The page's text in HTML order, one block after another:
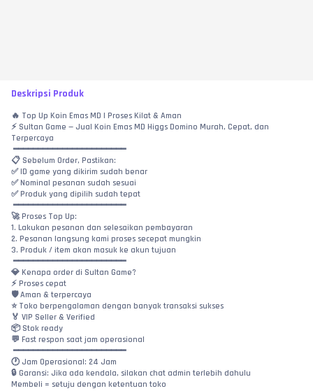
Deskripsi Produk
🔥 Top Up Koin Emas MD | Proses Kilat & Aman
⚡ Sultan Game — Jual Koin Emas MD Higgs Domino Murah, Cepat, dan
Terpercaya
━━━━━━━━━━━━━━━━━━━━━━━
📋 Sebelum Order, Pastikan:
✅ ID game yang dikirim sudah benar
✅ Nominal pesanan sudah sesuai
✅ Produk yang dipilih sudah tepat
━━━━━━━━━━━━━━━━━━━━━━━
🚀 Proses Top Up:
1. Lakukan pesanan dan selesaikan pembayaran
2. Pesanan langsung kami proses secepat mungkin
3. Produk / item akan masuk ke akun tujuan
━━━━━━━━━━━━━━━━━━━━━━━
💎 Kenapa order di Sultan Game?
⚡ Proses cepat
🛡️ Aman & terpercaya
⭐ Toko berpengalaman dengan banyak transaksi sukses
🏅 VIP Seller & Verified
📦 Stok ready
💬 Fast respon saat jam operasional
━━━━━━━━━━━━━━━━━━━━━━━
🕐 Jam Operasional: 24 Jam
🔒 Garansi: Jika ada kendala, silakan chat admin terlebih dahulu
Membeli = setuju dengan ketentuan toko